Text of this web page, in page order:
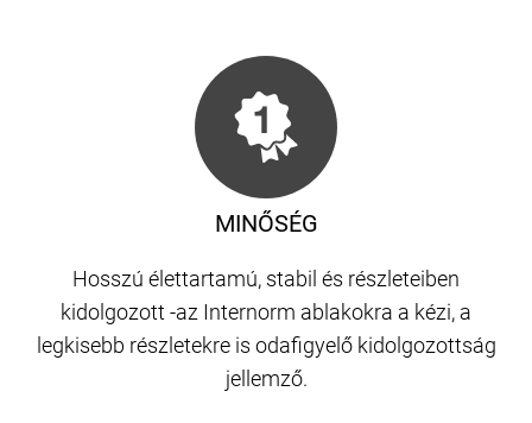
MINŐSÉG
Hosszú élettartamú, stabil és részleteiben
kidolgozott -az Internorm ablakokra a kézi, a
legkisebb részletekre is odafigyelő kidolgozottság
jellemző.